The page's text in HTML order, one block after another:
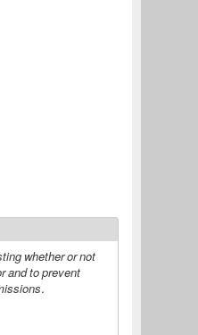
whether or not
and to prevent